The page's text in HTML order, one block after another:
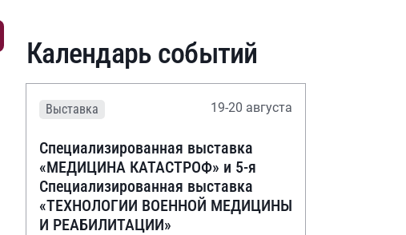
Календарь событий
Выставка 19-20 августа
Специализированная выставка
«МЕДИЦИНА КАТАСТРОФ» и 5-я
Специализированная выставка
«ТЕХНОЛОГИИ ВОЕННОЙ МЕДИЦИНЫ
И РЕАБИЛИТАЦИИ»